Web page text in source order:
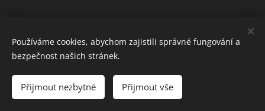
Vytvořeno službou Webnode Cookies
Používáme cookies, abychom zajistili správné fungování a
bezpečnost našich stránek.
Přijmout nezbytné Přijmout vše